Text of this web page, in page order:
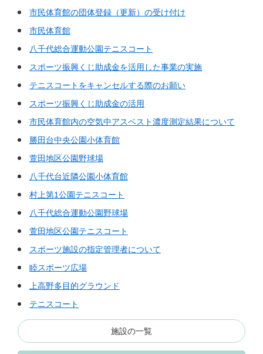
市民体育館の団体登録（更新）の受け付け
市民体育館
八千代総合運動公園テニスコート
スポーツ振興くじ助成金を活用した事業の実施
テニスコートをキャンセルする際のお願い
スポーツ振興くじ助成金の活用
市民体育館内の空気中アスベスト濃度測定結果について
勝田台中央公園小体育館
萱田地区公園野球場
八千代台近隣公園小体育館
村上第1公園テニスコート
八千代総合運動公園野球場
萱田地区公園テニスコート
スポーツ施設の指定管理者について
睦スポーツ広場
上高野多目的グラウンド
テニスコート
施設の一覧